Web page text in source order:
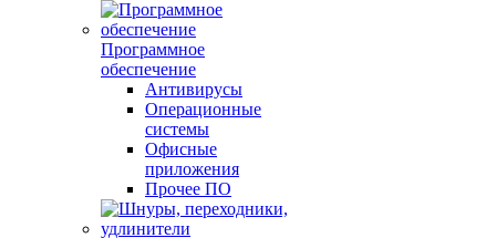
Программное
обеспечение
Антивирусы
Операционные
системы
Офисные
приложения
Прочее ПО